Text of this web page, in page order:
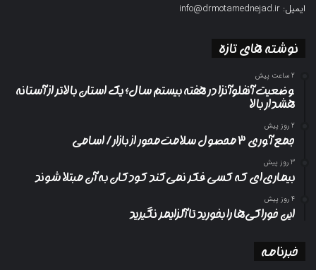
ایمیل: info@drmotamednejad.ir
نوشته های تازه
2 ساعت پیش
وضعیت آنفلوآنزا در هفته بیستم سال؛ یک استان بالاتر از آستانه
هشدار بالا
2 روز پیش
جمع آوری ۳ محصول سلامت‌محور از بازار/ اسامی
3 روز پیش
بیماری‌ای که کسی فکر نمی‌کند کودکان به آن مبتلا شوند
4 روز پیش
این خوراکی‌ها را بخورید تا آلزایمر نگیرید
خبرنامه